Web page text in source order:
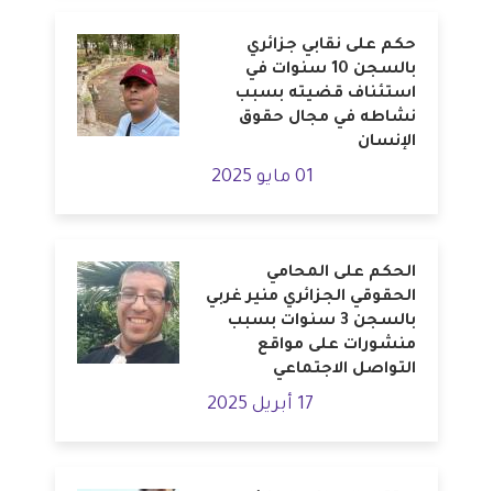
حكم على نقابي جزائري
بالسجن 10 سنوات في
استئناف قضيته بسبب
نشاطه في مجال حقوق
الإنسان
01 مايو 2025
الحكم على المحامي
الحقوقي الجزائري منير غربي
بالسجن 3 سنوات بسبب
منشورات على مواقع
التواصل الاجتماعي
17 أبريل 2025